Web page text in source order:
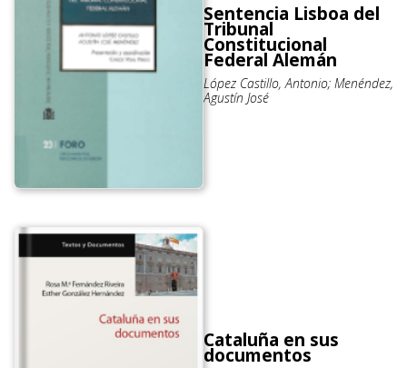
Sentencia Lisboa del
Tribunal
Constitucional
Federal Alemán
López Castillo, Antonio; Menéndez,
Agustín José
Cataluña en sus
documentos